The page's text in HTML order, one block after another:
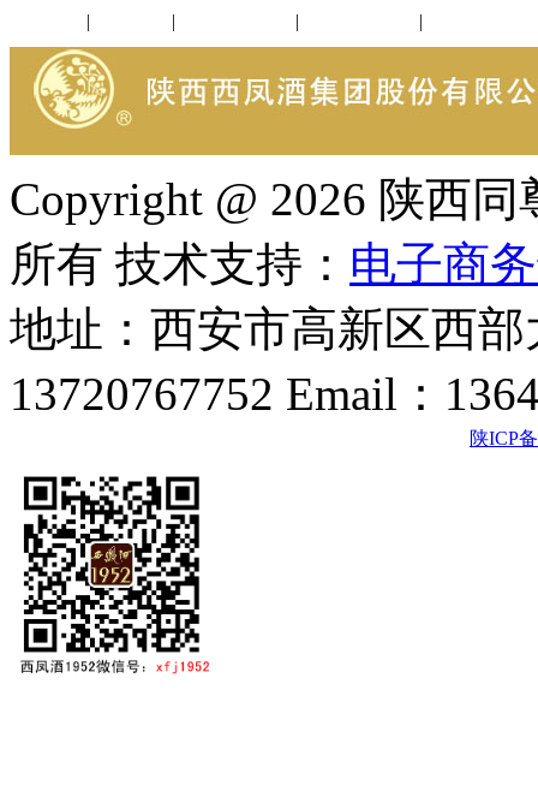
| | | |
Copyright @ 2026 陕西
所有 技术支持： 电子商
地址：西安市高新区西
13720767752 Email：
陕ICP